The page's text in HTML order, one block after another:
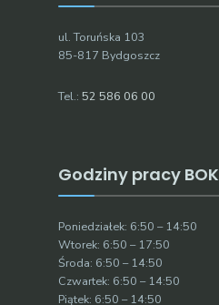
ul. Toruńska 103
85-817 Bydgoszcz
Tel.: 52 586 06 00
Godziny pracy BOK
Poniedziałek: 6:50 – 14:50
Wtorek: 6:50 – 17:50
Środa: 6:50 – 14:50
Czwartek: 6:50 – 14:50
Piątek: 6:50 – 14:50